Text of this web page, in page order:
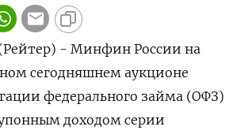
- Минфин России на
сегодняшнем аукционе
федерального займа (ОФЗ)
доходом серии